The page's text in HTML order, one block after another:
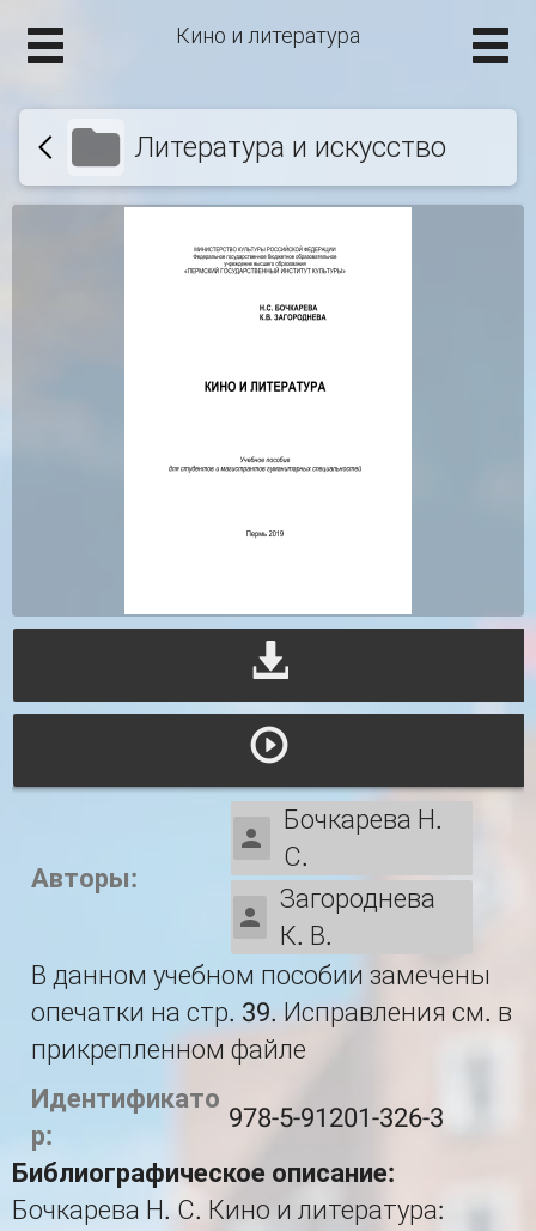
Кино и литература
Литература и искусство
Авторы:
Бочкарева Н.
С.
Загороднева
К. В.
В данном учебном пособии замечены
опечатки на стр. 39. Исправления см. в
прикрепленном файле
Идентификато
р:
978-5-91201-326-3
Библиографическое описание:
Бочкарева Н. С. Кино и литература: